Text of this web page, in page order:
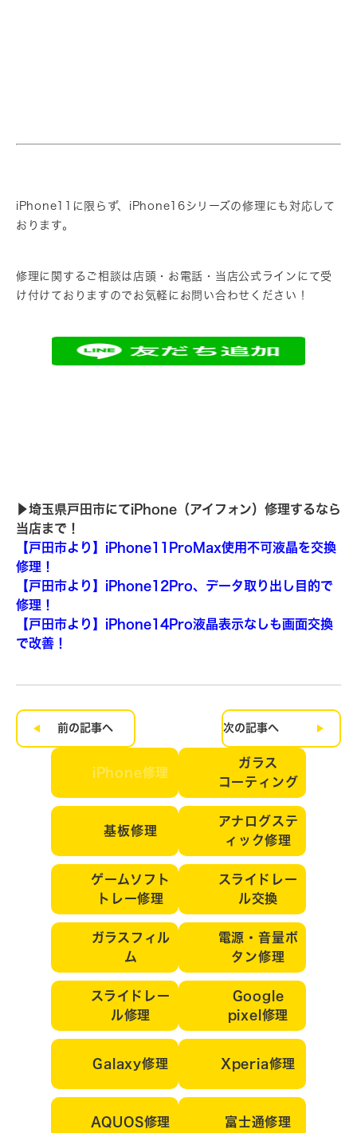
iPhone11に限らず、iPhone16シリーズの修理にも対応して
おります。
修理に関するご相談は店頭・お電話・当店公式ラインにて受
け付けておりますのでお気軽にお問い合わせください！
▶︎埼玉県戸田市にてiPhone（アイフォン）修理するなら
当店まで！
【戸田市より】iPhone11ProMax使用不可液晶を交換
修理！
【戸田市より】iPhone12Pro、データ取り出し目的で
修理！
【戸田市より】iPhone14Pro液晶表示なしも画面交換
で改善！
前の記事へ 次の記事へ
iPhone修理
ガラス
コーティング
基板修理
アナログステ
ィック修理
ゲームソフト
トレー修理
スライドレー
ル交換
ガラスフィル
ム
電源・音量ボ
タン修理
スライドレー
ル修理
Google
pixel修理
Galaxy修理 Xperia修理
AQUOS修理 富士通修理